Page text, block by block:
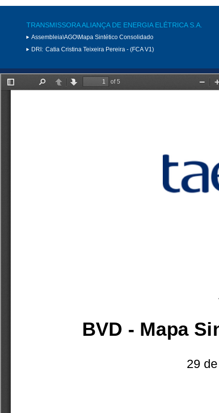
TRANSMISSORA ALIANÇA DE ENERGIA ELÉTRICA S.A.
Assembleia\AGO\Mapa Sintético Consolidado
DRI: Catia Cristina Teixeira Pereira - (FCA V1)